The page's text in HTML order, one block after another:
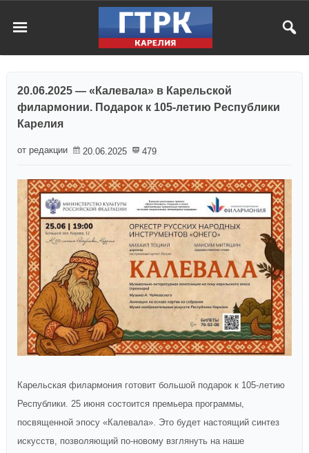
20.06.2025 — «Калевала» в Карельской
филармонии. Подарок к 105-летию Республики
Карелия
от редакции 20.06.2025 479
Карельская филармония готовит большой подарок к 105-летию
Республики. 25 июня состоится премьера программы,
посвященной эпосу «Калевала». Это будет настоящий синтез
искусств, позволяющий по-новому взглянуть на наше